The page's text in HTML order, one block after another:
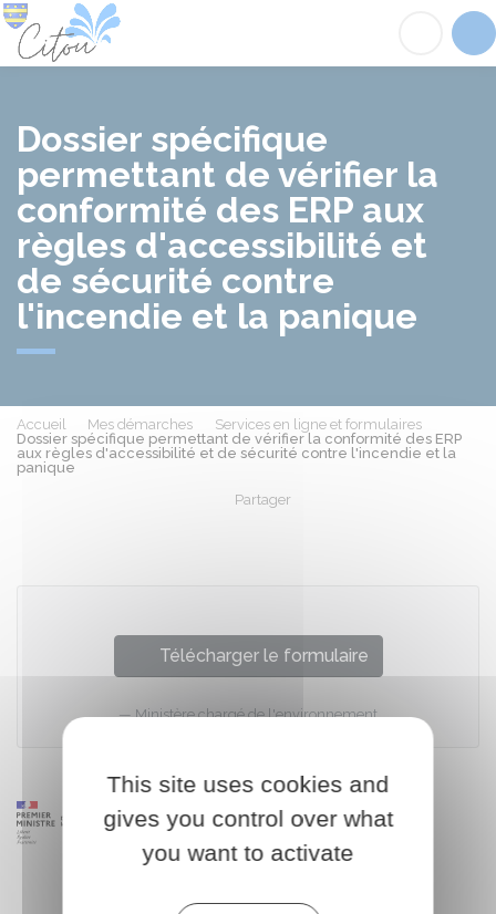
Dossier spécifique
permettant de vérifier la
conformité des ERP aux
règles d'accessibilité et
de sécurité contre
l'incendie et la panique
Accueil Mes démarches
Services en ligne et formulaires
Dossier spécifique permettant de vérifier la conformité des ERP
aux règles d'accessibilité et de sécurité contre l'incendie et la
panique
Partager
Télécharger le formulaire
Ministère chargé de l'environnement
This site uses cookies and
gives you control over what
you want to activate